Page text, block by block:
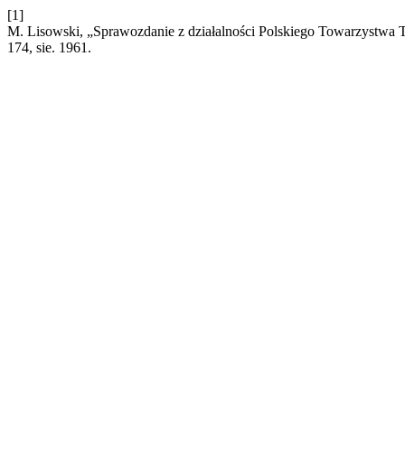
[1]
M. Lisowski, „Sprawozdanie z działalności Polskiego
174, sie. 1961.